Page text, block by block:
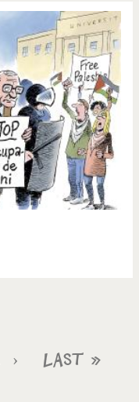
Page
›
Dernière
Last »